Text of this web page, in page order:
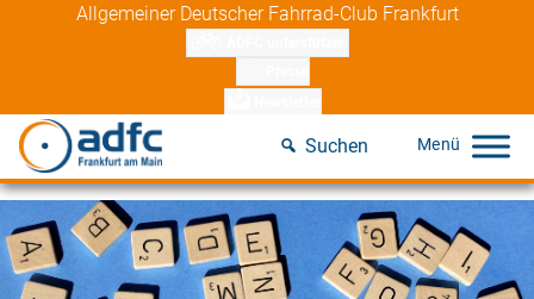
Allgemeiner Deutscher Fahrrad-Club Frankfurt
Suchen